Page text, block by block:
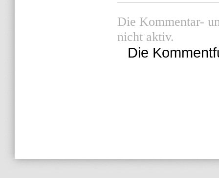
Die Kommentar-
nicht aktiv.
Die